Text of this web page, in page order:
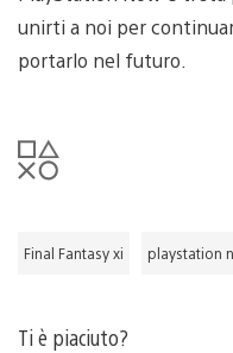
unirti a noi per
portarlo nel futuro.
Final Fantasy xi playstation
Ti è piaciuto?